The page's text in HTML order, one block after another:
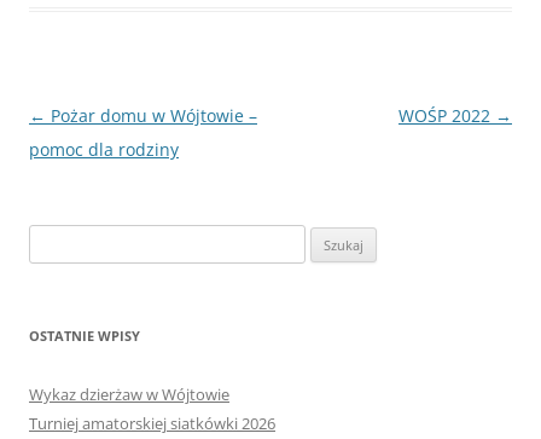
Nawigacja
wpisu
← Pożar domu w Wójtowie –
pomoc dla rodziny
WOŚP 2022 →
OSTATNIE WPISY
Wykaz dzierżaw w Wójtowie
Turniej amatorskiej siatkówki 2026